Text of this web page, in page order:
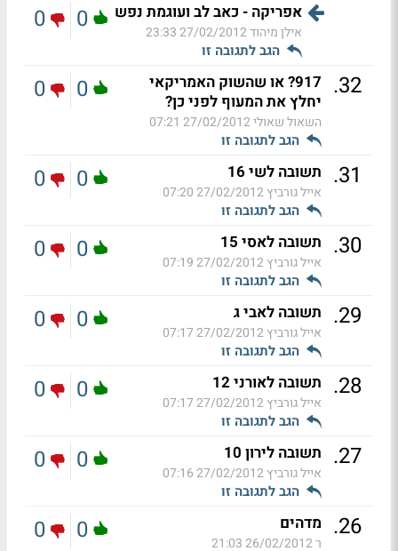
אפריקה - כאב לב ועוגמת נפש
אילן מיהוד27/02/2012 23:33
הגב לתגובה זו
0
0
32
.
917? או שהשוק האמריקאי
יחלץ את המעוף לפני כן?
השאול שאולי27/02/2012 07:21
הגב לתגובה זו
0
0
31
. תשובה לשי 16
אייל גורביץ27/02/2012 07:20
הגב לתגובה זו
0
0
30
. תשובה לאסי 15
אייל גורביץ27/02/2012 07:19
הגב לתגובה זו
0
0
29
. תשובה לאבי ג
אייל גורביץ27/02/2012 07:17
הגב לתגובה זו
0
0
28
. תשובה לאורני 12
אייל גורביץ27/02/2012 07:17
הגב לתגובה זו
0
0
27
. תשובה לירון 10
אייל גורביץ27/02/2012 07:16
הגב לתגובה זו
0
0
26
. מדהים
ר26/02/2012 21:03
0
0